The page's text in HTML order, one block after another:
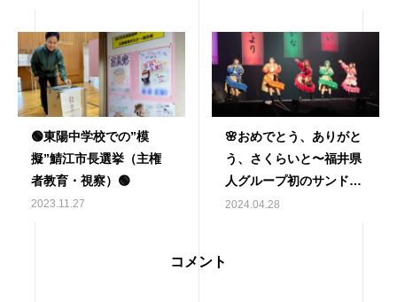
🟢東陽中学校での”模
擬”鯖江市長選挙（主権
者教育・視察）🟢
2023.11.27
🌸おめでとう、ありがと
う、さくらいと〜福井県
人グループ初のサンドー
ム単独ライブ「サクライ
2024.04.28
コメント